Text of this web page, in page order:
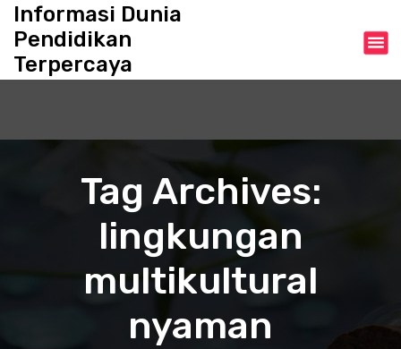
Informasi Dunia
Pendidikan
Terpercaya
Tag Archives:
lingkungan
multikultural
nyaman